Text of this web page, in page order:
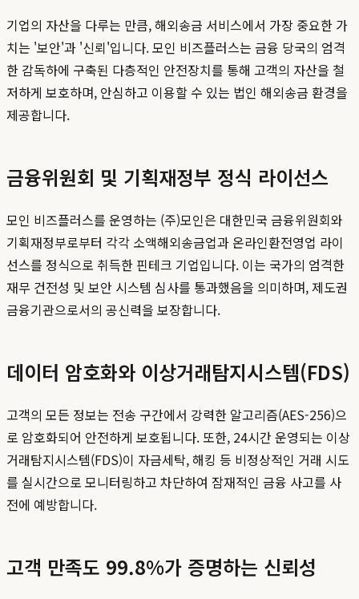
기업의 자산을 다루는 만큼, 해외송금 서비스에서 가장 중요한 가
치는 '보안'과 '신뢰'입니다. 모인 비즈플러스는 금융 당국의 엄격
한 감독하에 구축된 다층적인 안전장치를 통해 고객의 자산을 철
저하게 보호하며, 안심하고 이용할 수 있는 법인 해외송금 환경을
제공합니다.
금융위원회 및 기획재정부 정식 라이선스
모인 비즈플러스를 운영하는 (주)모인은 대한민국 금융위원회와
기획재정부로부터 각각 소액해외송금업과 온라인환전영업 라이
선스를 정식으로 취득한 핀테크 기업입니다. 이는 국가의 엄격한
재무 건전성 및 보안 시스템 심사를 통과했음을 의미하며, 제도권
금융기관으로서의 공신력을 보장합니다.
데이터 암호화와 이상거래탐지시스템(FDS)
고객의 모든 정보는 전송 구간에서 강력한 알고리즘(AES-256)으
로 암호화되어 안전하게 보호됩니다. 또한, 24시간 운영되는 이상
거래탐지시스템(FDS)이 자금세탁, 해킹 등 비정상적인 거래 시도
를 실시간으로 모니터링하고 차단하여 잠재적인 금융 사고를 사
전에 예방합니다.
고객 만족도 99.8%가 증명하는 신뢰성